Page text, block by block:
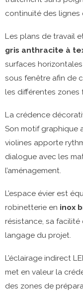
continuité des lignes
Les plans de travail
gris anthracite à
surfaces
sous fenêtre afin de
les différentes zones
La crédence
Son motif graphique
violines apporte
dialogue avec les
l’aménagement.
L’espace évier est
robinetterie en inox
résistance, sa facilité
langage du projet.
L’éclairage indirect
met en valeur la
des zones de